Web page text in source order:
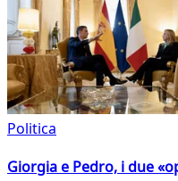
Politica
Giorgia e Pedro, i due